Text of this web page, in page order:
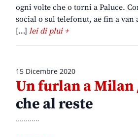
ogni volte che o torni a Paluce.
social o sul telefonut, ae fin a
[…] lei di plui +
15 Dicembre 2020
Un furlan a Milan
che al reste
............